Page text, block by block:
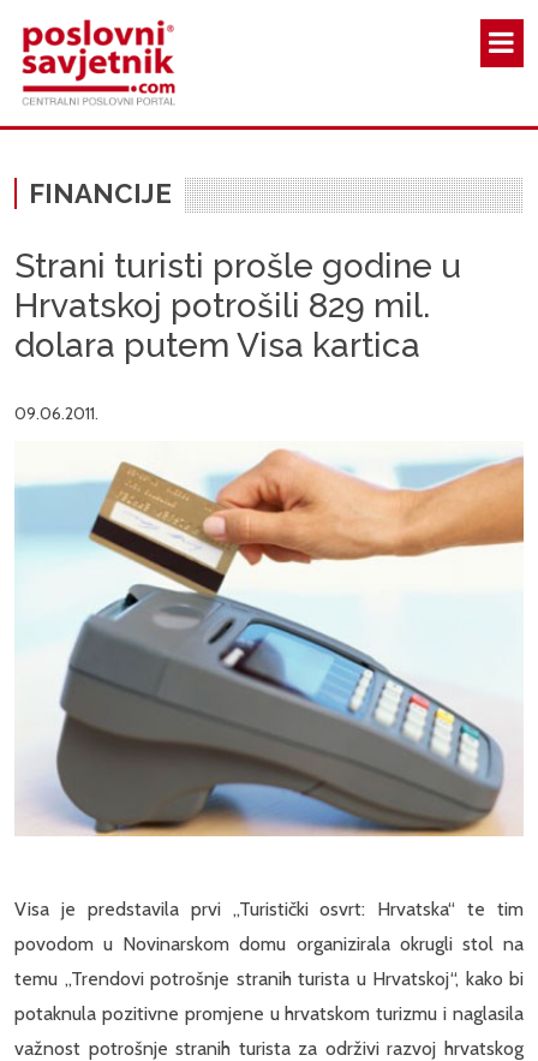
FINANCIJE
Strani turisti prošle godine u
Hrvatskoj potrošili 829 mil.
dolara putem Visa kartica
09.06.2011.
Visa je predstavila prvi „Turistički osvrt: Hrvatska“ te tim
povodom u Novinarskom domu organizirala okrugli stol na
temu „Trendovi potrošnje stranih turista u Hrvatskoj“, kako bi
potaknula pozitivne promjene u hrvatskom turizmu i naglasila
važnost potrošnje stranih turista za održivi razvoj hrvatskog